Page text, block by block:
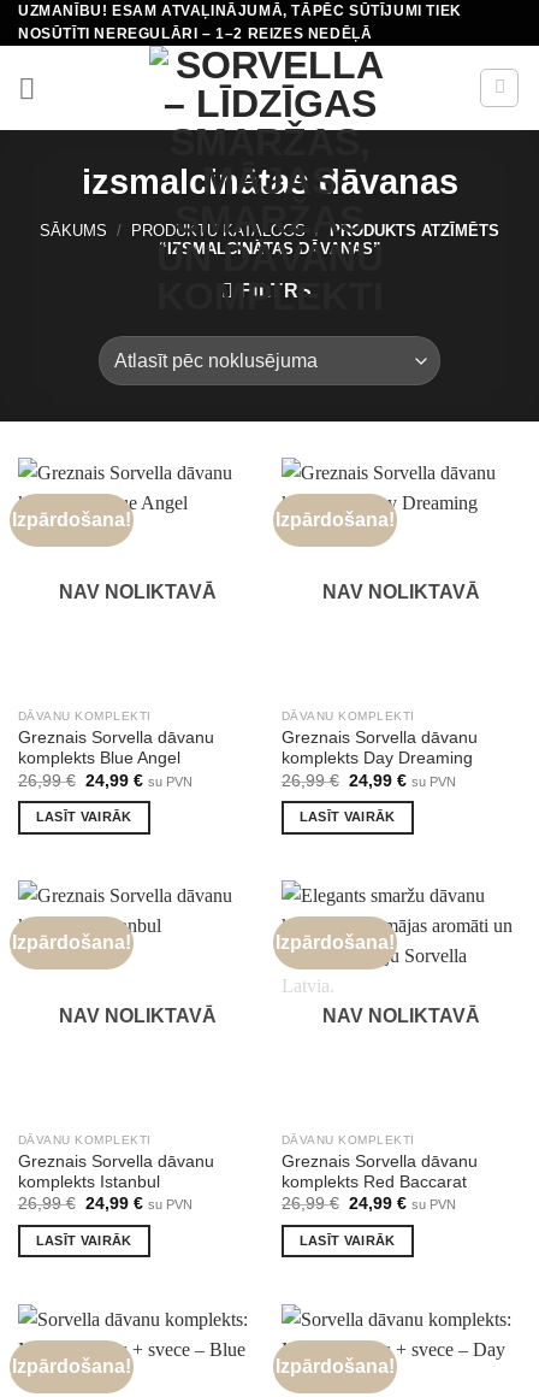
Skip
to
content
UZMANĪBU! ESAM ATVAĻINĀJUMĀ, TĀPĒC SŪTĪJUMI TIEK
NOSŪTĪTI NEREGULĀRI – 1–2 REIZES NEDĒĻĀ
izsmalcinātas dāvanas
SĀKUMS / PRODUKTU KATALOGS /
PRODUKTS ATZĪMĒTS
“IZSMALCINĀTAS DĀVANAS”
FILTRS
Izpārdošana!
NAV NOLIKTAVĀ
DĀVANU KOMPLEKTI
Greznais Sorvella dāvanu
komplekts Blue Angel
26,99€ Original
price
was:
26,99 €.
24,99 €Current
su PVN
LASĪT VAIRĀK
Izpārdošana!
NAV NOLIKTAVĀ
DĀVANU KOMPLEKTI
Greznais Sorvella dāvanu
komplekts Day Dreaming
26,99€ Original
price
was:
26,99 €.
24,99 €Current
su PVN
LASĪT VAIRĀK
Izpārdošana!
NAV NOLIKTAVĀ
DĀVANU KOMPLEKTI
Greznais Sorvella dāvanu
komplekts Istanbul
26,99€ Original
was:
26,99 €.
24,99 €Current
su PVN
LASĪT VAIRĀK
Izpārdošana!
NAV NOLIKTAVĀ
DĀVANU KOMPLEKTI
Greznais Sorvella dāvanu
komplekts Red Baccarat
26,99€ Original
was:
26,99 €.
24,99 €Current
su PVN
LASĪT VAIRĀK
Izpārdošana! Izpārdošana!